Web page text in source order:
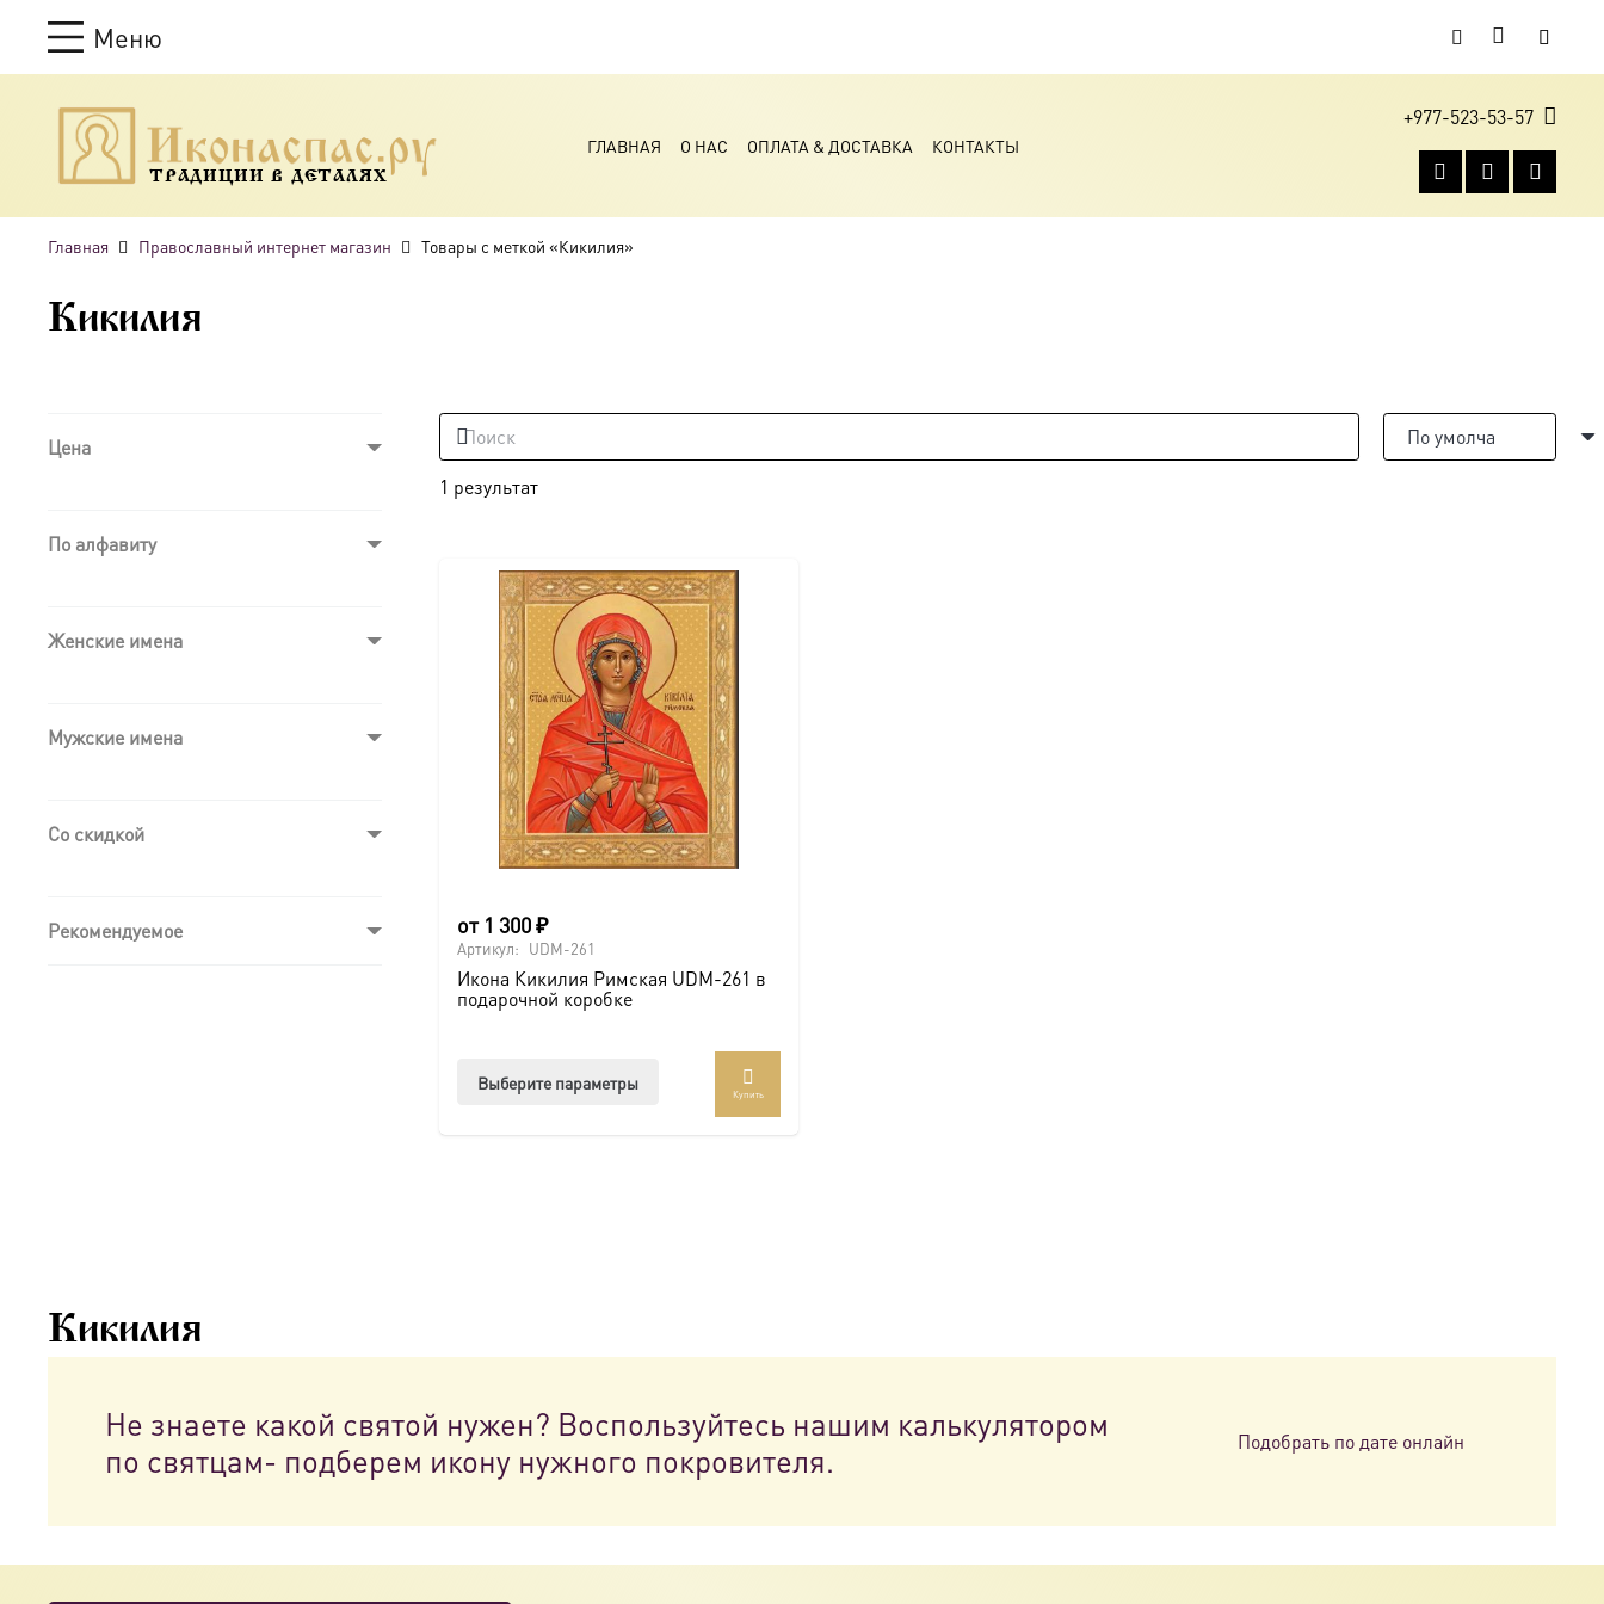
Меню
ТРАДИЦИИ В ДЕТАЛЯХ
ГЛАВНАЯ О НАС ОПЛАТА & ДОСТАВКА КОНТАКТЫ
+977-523-53-57
Главная Православный интернет магазин Товары с меткой «Кикилия»
Кикилия
Цена
По алфавиту
Женские имена
Мужские имена
Со скидкой
Рекомендуемое
1 результат
от 1 300₽
Артикул: UDM-261
Икона Кикилия Римская UDM-261 в
подарочной коробке
Выберите параметры
товара.
Купить
Кикилия
Не знаете какой святой нужен? Воспользуйтесь нашим калькулятором
по святцам- подберем икону нужного покровителя.
Подобрать по дате онлайн